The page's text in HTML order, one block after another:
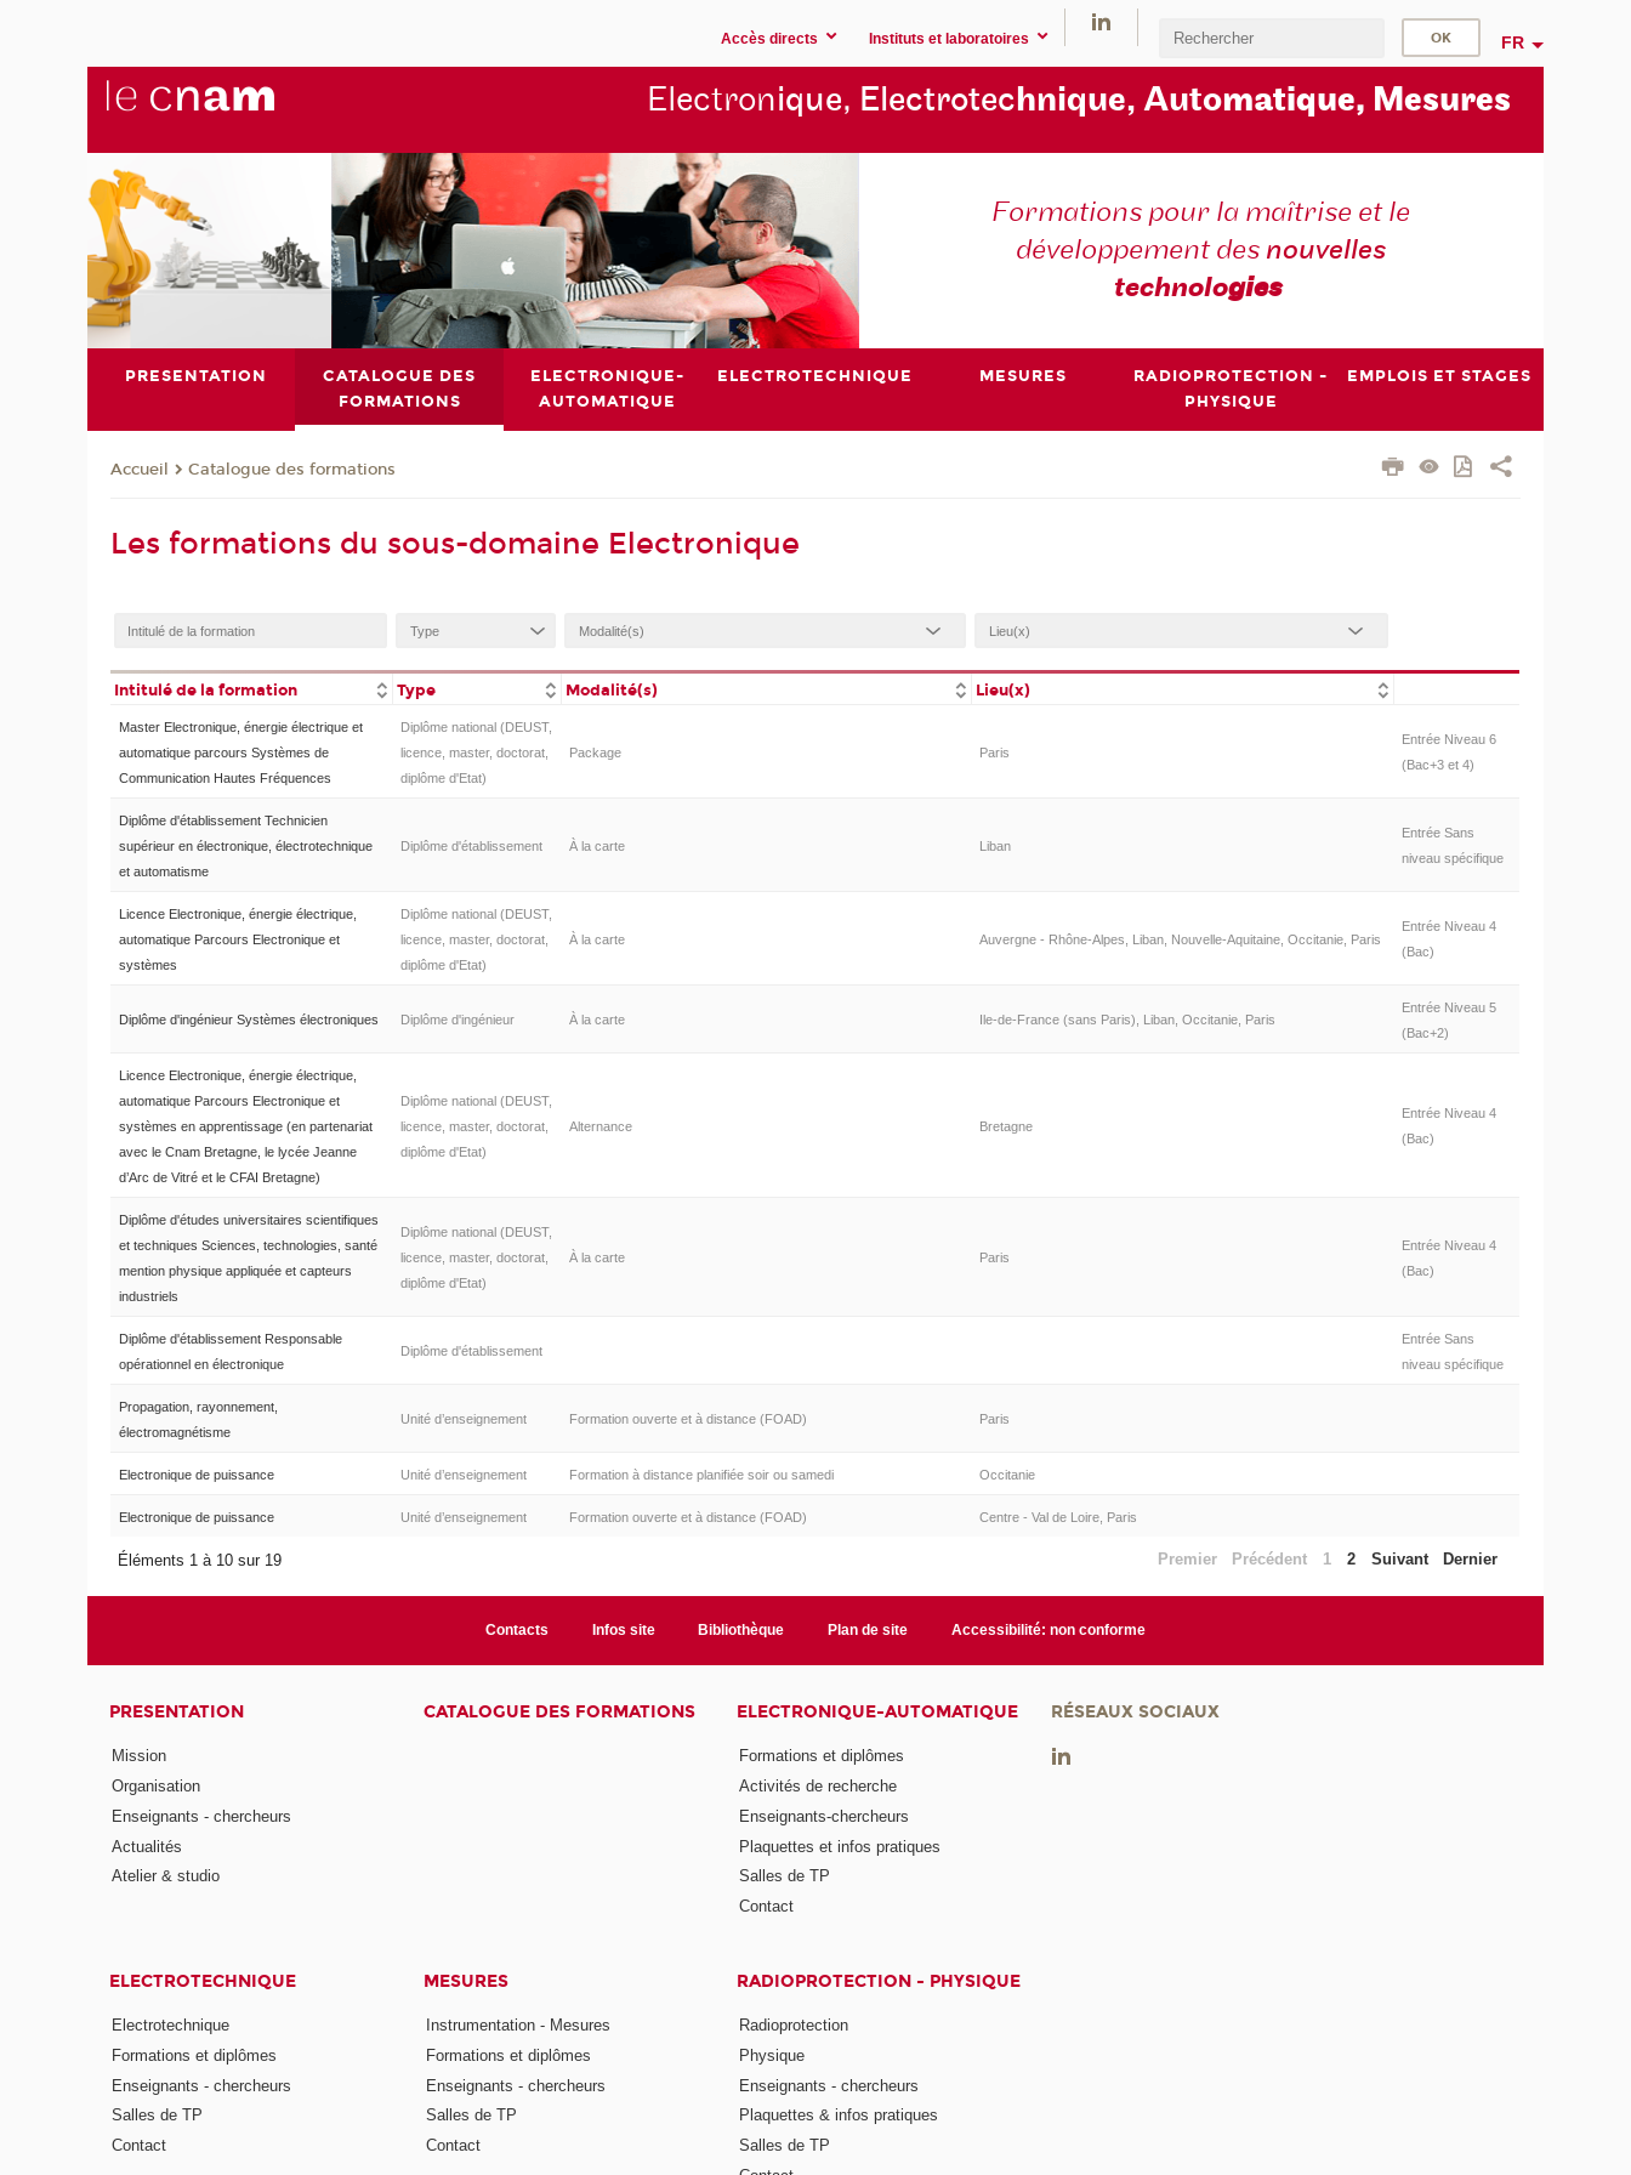
Accès directs Instituts et laboratoires FR
Electronique, Electrotechnique, Automatique, Mesures
Formations pour la maîtrise et le
développement des nouvelles
technologies
PRESENTATION
CATALOGUE DES
FORMATIONS
ELECTRONIQUE-
AUTOMATIQUE
ELECTROTECHNIQUE MESURES
RADIOPROTECTION -
PHYSIQUE
EMPLOIS ET STAGES
Accueil Catalogue des formations
Les formations du sous-domaine Electronique
Intitulé de la formation Type Modalité(s) Lieu(x)
Master Electronique, énergie électrique et
automatique parcours Systèmes de
Communication Hautes Fréquences
Diplôme national (DEUST,
licence, master, doctorat,
diplôme d'Etat)
Package Paris
Entrée Niveau 6
(Bac+3 et 4)
Diplôme d'établissement Technicien
supérieur en électronique, électrotechnique
et automatisme
Diplôme d'établissement À la carte Liban
Entrée Sans
niveau spécifique
Licence Electronique, énergie électrique,
automatique Parcours Electronique et
systèmes
Diplôme national (DEUST,
licence, master, doctorat,
diplôme d'Etat)
À la carte Auvergne - Rhône-Alpes, Liban, Nouvelle-Aquitaine, Occitanie, Paris
Entrée Niveau 4
(Bac)
Diplôme d'ingénieur Systèmes électroniques Diplôme d'ingénieur À la carte Ile-de-France (sans Paris), Liban, Occitanie, Paris
Entrée Niveau 5
(Bac+2)
Licence Electronique, énergie électrique,
automatique Parcours Electronique et
systèmes en apprentissage (en partenariat
avec le Cnam Bretagne, le lycée Jeanne
d’Arc de Vitré et le CFAI Bretagne)
Diplôme national (DEUST,
licence, master, doctorat,
diplôme d'Etat)
Alternance Bretagne
Entrée Niveau 4
(Bac)
Diplôme d'études universitaires scientifiques
et techniques Sciences, technologies, santé
mention physique appliquée et capteurs
industriels
Diplôme national (DEUST,
licence, master, doctorat,
diplôme d'Etat)
À la carte Paris
Entrée Niveau 4
(Bac)
Diplôme d'établissement Responsable
opérationnel en électronique
Diplôme d'établissement
Entrée Sans
niveau spécifique
Propagation, rayonnement,
électromagnétisme
Unité d’enseignement Formation ouverte et à distance (FOAD) Paris
Electronique de puissance Unité d’enseignement Formation à distance planifiée soir ou samedi Occitanie
Electronique de puissance Unité d’enseignement Formation ouverte et à distance (FOAD) Centre - Val de Loire, Paris
Éléments 1 à 10 sur 19 Premier Précédent 1 2 Suivant Dernier
Contacts Infos site Bibliothèque Plan de site Accessibilité: non conforme
PRESENTATION
Mission
Organisation
Enseignants - chercheurs
Actualités
Atelier & studio
CATALOGUE DES FORMATIONS ELECTRONIQUE-AUTOMATIQUE
Formations et diplômes
Activités de recherche
Enseignants-chercheurs
Plaquettes et infos pratiques
Salles de TP
Contact
ELECTROTECHNIQUE
Electrotechnique
Formations et diplômes
Enseignants - chercheurs
Salles de TP
Contact
MESURES
Instrumentation - Mesures
Formations et diplômes
Enseignants - chercheurs
Salles de TP
Contact
RADIOPROTECTION - PHYSIQUE
Radioprotection
Physique
Enseignants - chercheurs
Plaquettes & infos pratiques
Salles de TP
RÉSEAUX SOCIAUX